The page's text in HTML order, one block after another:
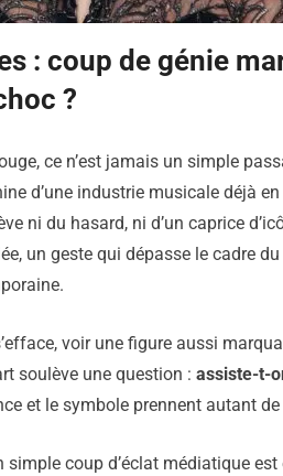
: coup de génie
?
ce n’est jamais un simple
d’une industrie musicale déjà
ni du hasard, ni d’un caprice
un geste qui dépasse le cadre
voir une figure aussi
soulève une question : assiste-t-
et le symbole prennent autant
coup d’éclat médiatique